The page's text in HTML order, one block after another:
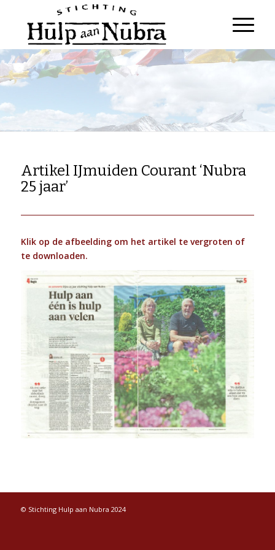
Artikel IJmuiden Courant ‘Nubra
25 jaar’
Klik op de afbeelding om het artikel te vergroten of
te downloaden.
© Stichting Hulp aan Nubra 2024